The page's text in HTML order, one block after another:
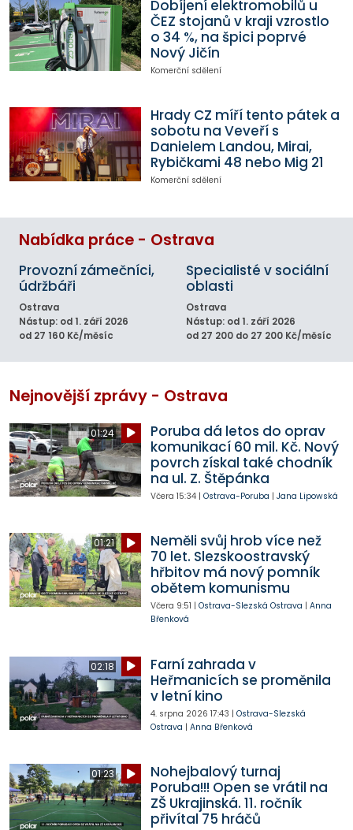
Dobíjení elektromobilů u
ČEZ stojanů v kraji vzrostlo
o 34 %, na špici poprvé
Nový Jičín
Komerční sdělení
Hrady CZ míří tento pátek a
sobotu na Veveří s
Danielem Landou, Mirai,
Rybičkami 48 nebo Mig 21
Komerční sdělení
Nabídka práce - Ostrava
Provozní zámečníci,
údržbáři
Ostrava
Nástup: od 1. září 2026
od 27 160 Kč/měsíc
Specialisté v sociální
oblasti
Ostrava
Nástup: od 1. září 2026
od 27 200 do 27 200 Kč/měsíc
Nejnovější zprávy - Ostrava
01:24
Poruba dá letos do oprav
komunikací 60 mil. Kč. Nový
povrch získal také chodník
na ul. Z. Štěpánka
Včera 15:34| Ostrava-Poruba | Jana Lipowská
01:21
Neměli svůj hrob více než
70 let. Slezskoostravský
hřbitov má nový pomník
obětem komunismu
Včera 9:51 | Ostrava-Slezská Ostrava | Anna
Břenková
02:18
Farní zahrada v
Heřmanicích se proměnila
v letní kino
4. srpna 2026 17:43 | Ostrava-Slezská
Ostrava | Anna Břenková
01:23
Nohejbalový turnaj
Poruba!!! Open se vrátil na
ZŠ Ukrajinská. 11. ročník
přivítal 75 hráčů